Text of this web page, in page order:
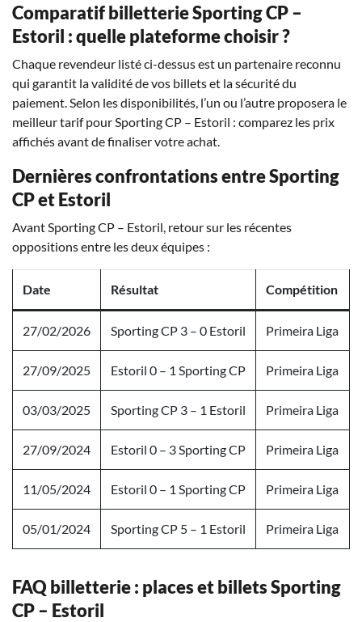
Comparatif billetterie Sporting CP –
Estoril : quelle plateforme choisir ?
Chaque revendeur listé ci-dessus est un partenaire reconnu
qui garantit la validité de vos billets et la sécurité du
paiement. Selon les disponibilités, l’un ou l’autre proposera le
meilleur tarif pour Sporting CP – Estoril : comparez les prix
affichés avant de finaliser votre achat.
Dernières confrontations entre Sporting
CP et Estoril
Avant Sporting CP – Estoril, retour sur les récentes
oppositions entre les deux équipes :
Date Résultat Compétition
27/02/2026 Sporting CP 3 – 0 Estoril Primeira Liga
27/09/2025 Estoril 0 – 1 Sporting CP Primeira Liga
03/03/2025 Sporting CP 3 – 1 Estoril Primeira Liga
27/09/2024 Estoril 0 – 3 Sporting CP Primeira Liga
11/05/2024 Estoril 0 – 1 Sporting CP Primeira Liga
05/01/2024 Sporting CP 5 – 1 Estoril Primeira Liga
FAQ billetterie : places et billets Sporting
CP – Estoril